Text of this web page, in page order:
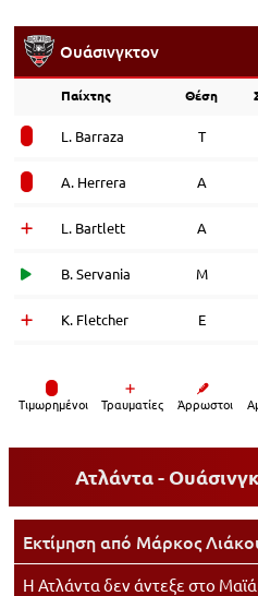
Ουάσινγκτον
Παίχτης Θέση
L. Barraza Τ
A. Herrera Α
L. Bartlett Α
B. Servania Μ
K. Fletcher Ε
Tιμωρημένοι Τραυματίες Άρρωστοι
Ατλάντα -
Εκτίμηση από Μάρκος
Η Ατλάντα δεν άντεξε στο